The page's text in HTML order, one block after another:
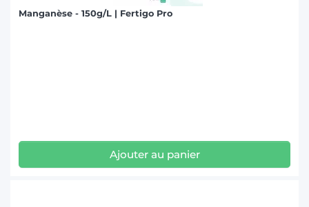
Manganèse - 150g/L | Fertigo Pro
Ajouter au panier